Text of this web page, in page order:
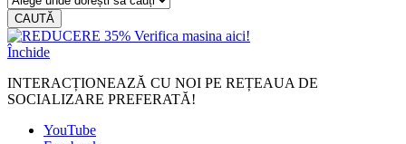
CAUTĂ
Închide
INTERACȚIONEAZĂ CU NOI PE REȚEAUA DE
SOCIALIZARE PREFERATĂ!
YouTube